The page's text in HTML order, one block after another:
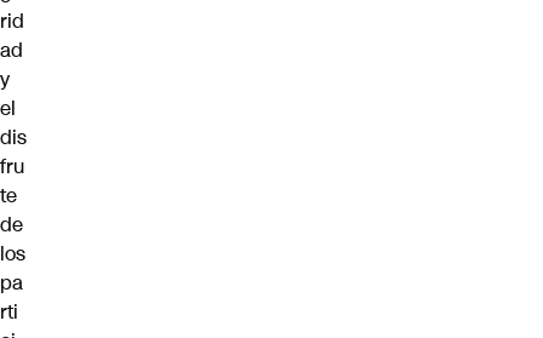
rid
ad
y
el
dis
fru
te
de
los
pa
rti